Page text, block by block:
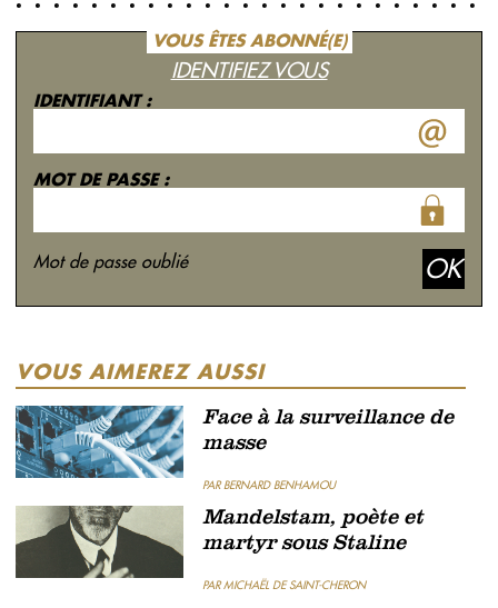
VOUS ÊTES ABONNÉ(E)
IDENTIFIEZ VOUS
IDENTIFIANT :
MOT DE PASSE :
Mot de passe oublié
VOUS AIMEREZ AUSSI
Face à la surveillance de
masse
PAR BERNARD BENHAMOU
Mandelstam, poète et
martyr sous Staline
PAR MICHAËL DE SAINT-CHERON